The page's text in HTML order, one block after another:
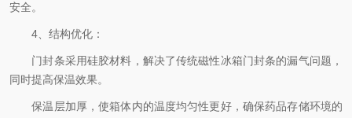
安全。
4、结构优化：
门封条采用硅胶材料，解决了传统磁性冰箱门封条的漏气问题，
同时提高保温效果。
保温层加厚，使箱体内的温度均匀性更好，确保药品存储环境的